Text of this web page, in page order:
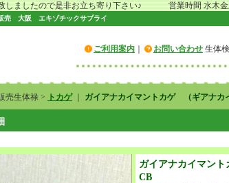
たので是非お立ち寄り下さい♪ 営業時間 水木金土
売 大阪 エキゾチックサプライ
ご利用案内 お問い合わせ 生体
売生体禄 > トカゲ｜ ガイアナカイマントカゲ （ギアナ
ガイアナカイマン
CB